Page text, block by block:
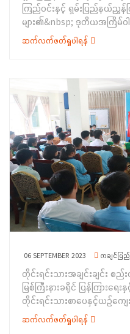
&nbsp;
နေမှုများအကြောင်းကိုလည်းကေ
တားဆီးနှိမ်နင်းရေးရဲတပ်ဖွဲ့စုတ
မူးယစ်ဆေးဝါးနှင့် စိတ်ကို ပြော
မှုတားဆီး နှိမ်နင်းရေးဆိုင်ရာ ကိ
လည်းကောင်း၊ ကလောမြို့နယ်
ဒေါ်သူဇာအောင်က အမျိုးသမီ
ကလေး သူငယ်အခွင့်အရေး၊ အဆို
ကလေးအလုပ်သမားများ ဖယ်ရှာ
ပင်စင်တို့နှင့်စပ်လျဉ်းသည့် ကိစ္စ
&nbsp; အသီးသီးအသိပညာပေး
ထို့နောက် ရှမ်းပြည်နယ်အစိုးရအ
များထံပေးအပ်ခဲ့ပြီး တိုင်းရင်း
စောင့်ရှောက်ရေးဦးစီးဌာန၊ ရှမ်
မှ&nbsp; ဝန်ထမ်းများက ရပ်
ပညာလိုအပ်ချက်တို့ကို စစ်တမ်း
မေးခွန်းလွှာများကို ဖြေဆိုခဲ့ကြ
ကြည်ဝင်းနှင့် ရှမ်းပြည်နယ်ညွှန်က
များ၏&nbsp; ဒုတိယအကြိမ်
အခမ်းအနားကို တိုင်းရင်းသားလူမ
နယ်ညွှန်ကြား ရေးမှူးရုံး အစည်
တိုင်းရင်းသားရေးရာဝန်ကြီး
ဘုရားကိုးဆူကျောင်းတိုက် ဆရ
ထံမှ ငါးပါး သီလခံယူဆောက်တည်
&nbsp; ဆရာတော်သံဃာတော်
ပစ္စည်းများ ဆက်ကပ်လှူဒါန်းခ
ဆက်လက်၍ ဝန်ကြီးနှင့် ဧည့်ပရိ
များထံမှ ရေစက်ချ အနုမောဒ
အစုစုတို့အတွက် ရေစက်သွန်းချ အ
ဆရာတော်သံဃာတော်များကို န
ရပါ သည်။
ဆက်လက်ဖတ်ရှုပါရန်
06 SEPTEMBER 2023 ကချင်ပြည်
တိုင်းရင်းသားအချင်းချင်း
မြစ်ကြီးနားခရိုင် ပြန်ကြားရ
တိုင်းရင်းသားစာပေနှင့်ယဉ်ကျ
စာကြည့်တိုက်များ ဖောင်ဒေးရှ
တိုင်းရင်းသားစည်းလုံးညီညွတ်ရေ
ဆက်လက်ဖတ်ရှုပါရန်